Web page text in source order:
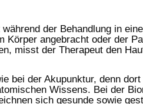
der Behandlung in
Körper angebracht oder der
misst der Therapeut den
bei der Akupunktur, denn
Wissens. Bei der
sich gesunde sowie